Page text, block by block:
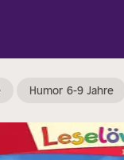
Humor 6-9 Jahre